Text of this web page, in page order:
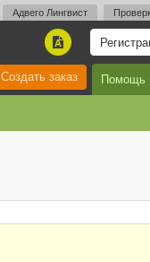
Адвего Лингвист
A
Помощь
Создать заказ